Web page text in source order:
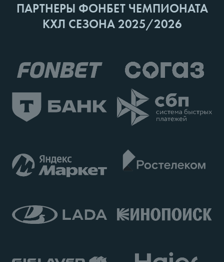
ПАРТНЕРЫ ФОНБЕТ ЧЕМПИОНАТА
КХЛ СЕЗОНА 2025/2026